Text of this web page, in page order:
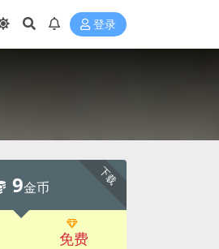
登录
下载
9金币
免费